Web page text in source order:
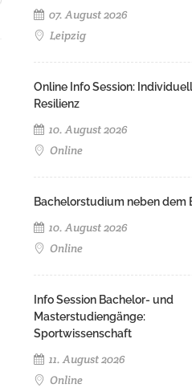
07. August 2026
Leipzig
Online Info Session:
Resilienz
10. August 2026
Online
Bachelorstudium neben dem
10. August 2026
Online
Info Session Bachelor- und
Masterstudiengänge:
Sportwissenschaft
11. August 2026
Online